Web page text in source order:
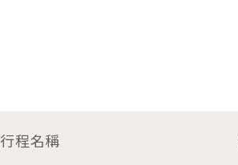
行程名稱